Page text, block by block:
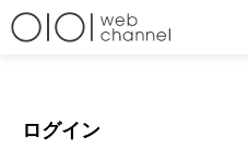
ログイン